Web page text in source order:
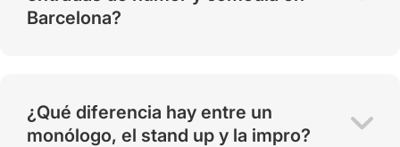
Barcelona?
¿Qué diferencia hay entre un
monólogo, el stand up y la impro?